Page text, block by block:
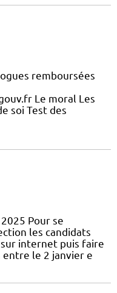
remboursées
Le moral Les
soi Test des
2025 Pour se
les candidats
internet puis faire
le 2 janvier e